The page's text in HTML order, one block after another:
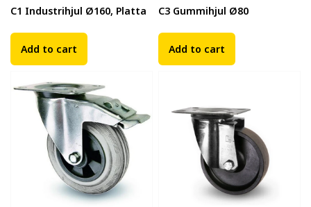
C1 Industrihjul Ø160, Platta
Add to cart
C3 Gummihjul Ø80
Add to cart